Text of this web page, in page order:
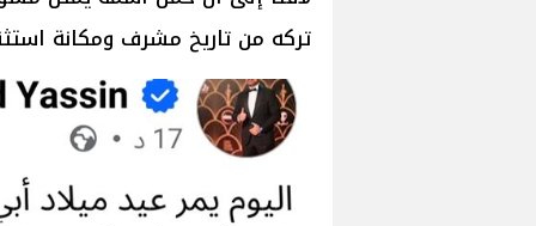
تركه من تاريخ مشرف ومكانة